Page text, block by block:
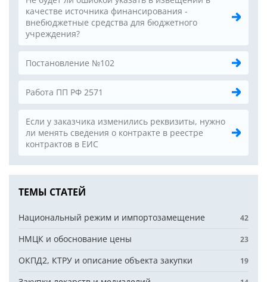
качестве источника финансирования -
внебюджетные средства для бюджетного
учреждения?
Постановление №102
Работа ПП РФ 2571
Если у заказчика изменились реквизиты, нужно
ли менять сведения о контракте в реестре
контрактов в ЕИС
ТЕМЫ СТАТЕЙ
Национальный режим и импортозамещение 42
НМЦК и обоснование цены 23
ОКПД2, КТРУ и описание объекта закупки 19